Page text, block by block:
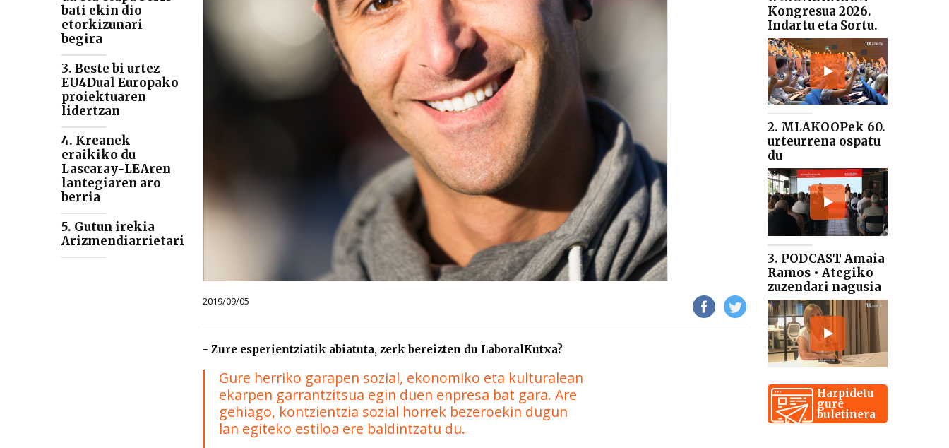
bati ekin dio
etorkizunari
begira
3. Beste bi urtez
EU4Dual Europako
proiektuaren
lidertzan
4. Kreanek
eraikiko du
Lascaray-LEAren
lantegiaren aro
berria
5. Gutun irekia
Arizmendiarrietari
2019/09/05
- Zure esperientziatik abiatuta, zerk bereizten du LaboralKutxa?
Gure herriko garapen sozial, ekonomiko eta kulturalean
ekarpen garrantzitsua egin duen enpresa bat gara. Are
gehiago, kontzientzia sozial horrek bezeroekin dugun
lan egiteko estiloa ere baldintzatu du.
Kongresua 2026.
Indartu eta Sortu.
2. MLAKOOPek 60.
urteurrena ospatu
du
3. PODCAST Amaia
Ramos • Ategiko
zuzendari nagusia
Harpidetu
gure
buletinera